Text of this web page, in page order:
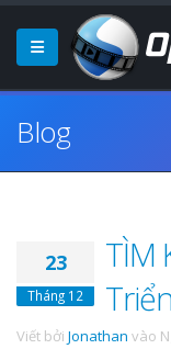
Blog
23
Tháng 12
TÌM
Viết bởi Jonathan vào